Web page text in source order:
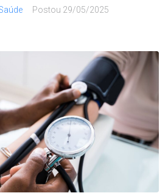
Postou 29/05/2025